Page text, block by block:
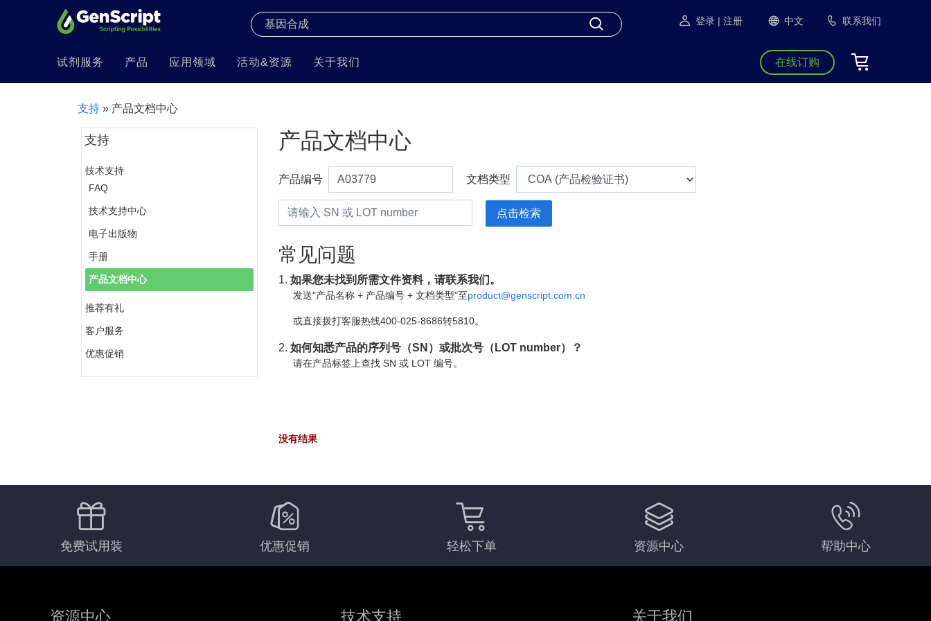
登录 | 注册 中文 联系我们
试剂服务 产品 应用领域 活动&资源 关于我们 在线订购
支持 » 产品文档中心
支持
技术支持
FAQ
技术支持中心
电子出版物
手册
产品文档中心
推荐有礼
客户服务
优惠促销
产品文档中心
产品编号 文档类型
常见问题
1. 如果您未找到所需文件资料，请联系我们。
发送"产品名称 + 产品编号 + 文档类型"至product@genscript.com.cn
或直接拨打客服热线400-025-8686转5810。
2. 如何知悉产品的序列号（SN）或批次号（LOT number）？
请在产品标签上查找 SN 或 LOT 编号。
没有结果
免费试用装 优惠促销 轻松下单 资源中心 帮助中心
资源中心 技术支持 关于我们